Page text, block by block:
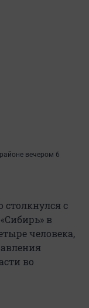
вечером 6
столкнулся с
в
человека,
во